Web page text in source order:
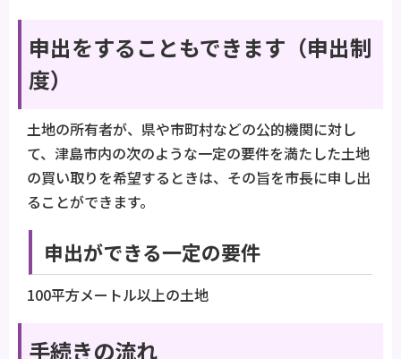
申出をすることもできます（申出制
度）
土地の所有者が、県や市町村などの公的機関に対し
て、津島市内の次のような一定の要件を満たした土地
の買い取りを希望するときは、その旨を市長に申し出
ることができます。
申出ができる一定の要件
100平方メートル以上の土地
手続きの流れ